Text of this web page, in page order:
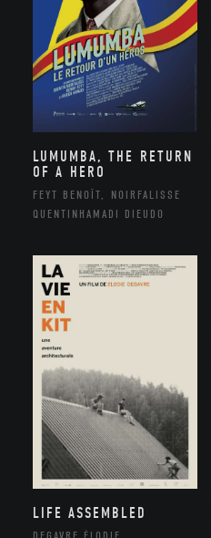
LUMUMBA, THE RETURN
OF A HERO
FEYT BENOÎT, NOIRFALISSE
QUENTINHAMADI DIEUDO
LIFE ASSEMBLED